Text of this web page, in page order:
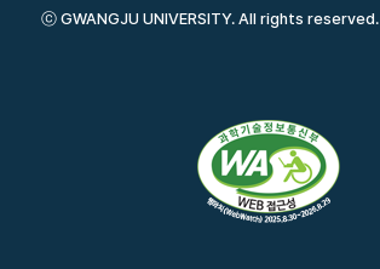
ⓒ GWANGJU UNIVERSITY. All rights reserved.